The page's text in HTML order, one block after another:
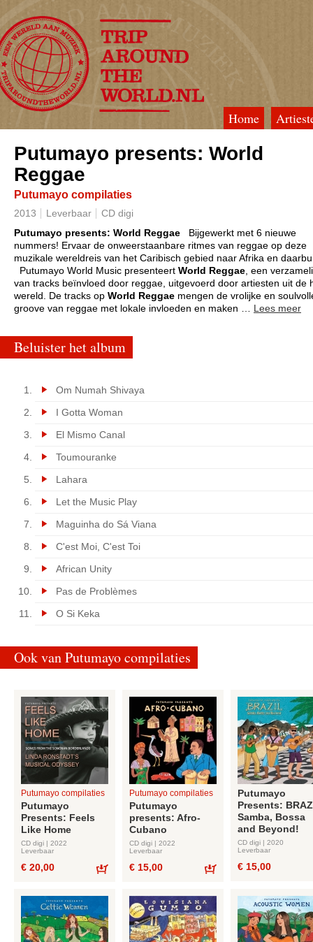
Home
Putumayo presents: World
Reggae
Putumayo compilaties
2013 Leverbaar
CD digi
Putumayo presents: World Reggae
Bijgewerkt met 6 nieuwe
nummers! Ervaar de onweerstaanbare ritmes van reggae op deze
muzikale wereldreis van het Caribisch gebied naar Afrika en
Putumayo World Music presenteert World Reggae, een
van tracks beïnvloed door reggae, uitgevoerd door artiesten uit de
wereld. De tracks op World Reggae mengen de vrolijke en
groove van reggae met lokale invloeden en maken … Lees meer
Beluister het album
Om Numah Shivaya
I Gotta Woman
El Mismo Canal
Toumouranke
Lahara
Let the Music Play
Maguinha do Sá Viana
C'est Moi, C'est Toi
African Unity
Pas de Problèmes
O Si Keka
Ook van Putumayo compilaties
Putumayo compilaties
Putumayo
Presents: Feels
Like Home
CD digi | 2022
Leverbaar
€ 20,00
Putumayo compilaties
Putumayo
presents: Afro-
Cubano
CD digi | 2022
Leverbaar
€ 15,00
Putumayo
Presents:
Samba, Bossa
and Beyond!
CD digi | 2020
Leverbaar
€ 15,00